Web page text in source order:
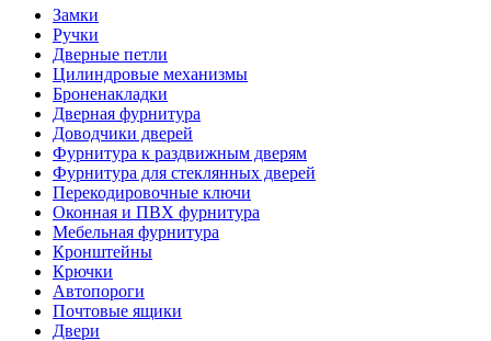
Замки
Ручки
Дверные петли
Цилиндровые механизмы
Броненакладки
Дверная фурнитура
Доводчики дверей
Фурнитура к раздвижным дверям
Фурнитура для стеклянных дверей
Перекодировочные ключи
Оконная и ПВХ фурнитура
Мебельная фурнитура
Кронштейны
Крючки
Автопороги
Почтовые ящики
Двери